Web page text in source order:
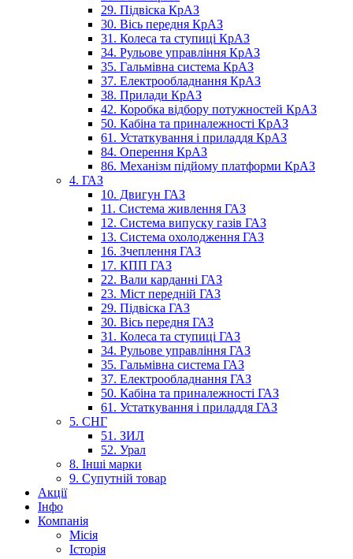
29. Підвіска КрАЗ
30. Вісь передня КрАЗ
31. Колеса та ступиці КрАЗ
34. Рульове управління КрАЗ
35. Гальмівна система КрАЗ
37. Електрообладнання КрАЗ
38. Прилади КрАЗ
42. Коробка відбору потужностей КрАЗ
50. Кабіна та приналежності КрАЗ
61. Устаткування і приладдя КрАЗ
84. Оперення КрАЗ
86. Механізм підйому платформи КрАЗ
4. ГАЗ
10. Двигун ГАЗ
11. Система живлення ГАЗ
12. Система випуску газів ГАЗ
13. Система охолодження ГАЗ
16. Зчеплення ГАЗ
17. КПП ГАЗ
22. Вали карданні ГАЗ
23. Міст передній ГАЗ
29. Підвіска ГАЗ
30. Вісь передня ГАЗ
31. Колеса та ступиці ГАЗ
34. Рульове управління ГАЗ
35. Гальмівна система ГАЗ
37. Електрообладнання ГАЗ
50. Кабіна та приналежності ГАЗ
61. Устаткування і приладдя ГАЗ
5. СНГ
51. ЗИЛ
52. Урал
8. Інші марки
9. Супутній товар
Акції
Інфо
Компанія
Місія
Історія